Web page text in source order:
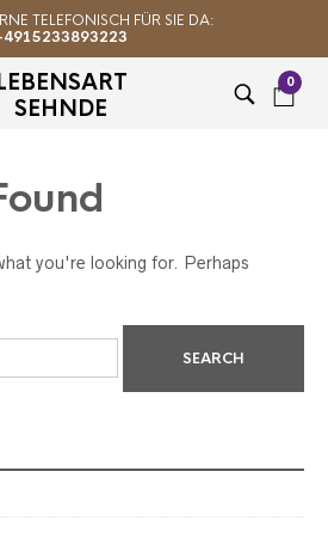
TELEFONISCH FÜR SIE DA:
LEBENSART
SEHNDE
0
you're looking for. Perhaps